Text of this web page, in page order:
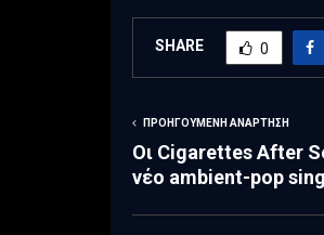
SHARE 0
ΠΡΟΗΓΟΎΜΕΝΗ ΑΝΆΡΤΗΣΗ
Οι Cigarettes After
νέο ambient-pop